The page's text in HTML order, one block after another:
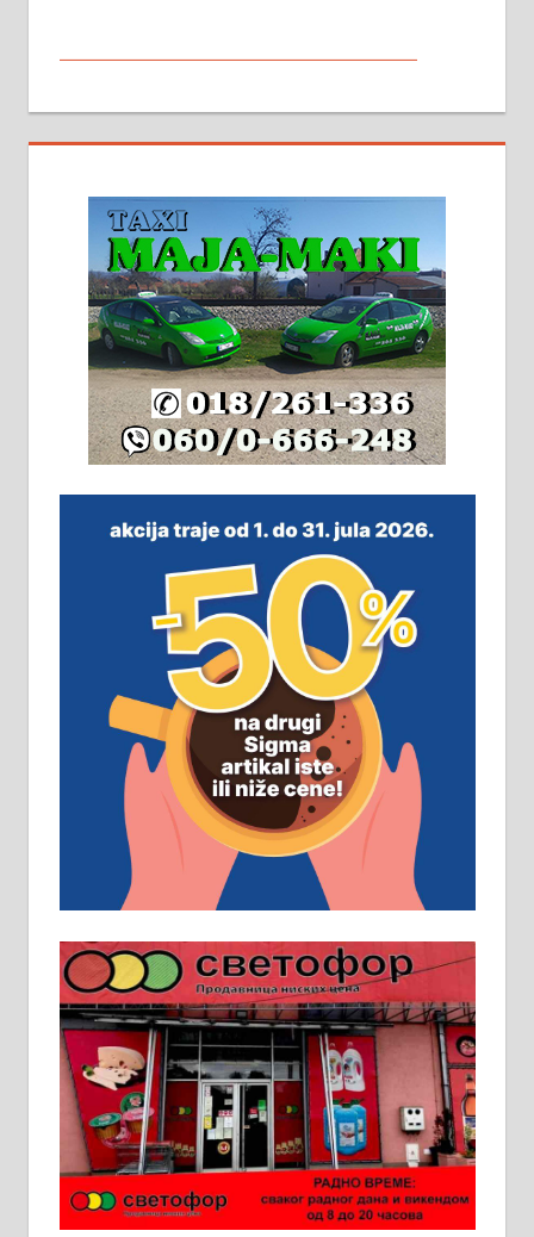
стамбене целине једна уз другу.
2х150м2, две гараже, централно
грејање на гас и дрва. Две
адресе. 063/71-74-023
Издајем комплетно опремљену
халу на Житковачком путу, на
плацу површине око 7 ари.
064/321-80-51; 063/102-35-25
м2 са плацем од 8 ари у Зеленом
виру у Алексинцу. Могућа
замена. 064/21-63-584
ПОСЛОВНИ ОГЛАСИ
Рудник и флотација Рудник
д.о.о. Рудник запошљава 20
помоћника рудара. Услови:
Основна школа, пожељно радно
искуство на истим и сличним
пословима, али не и неопходан
услов. Обезбеђен смештај,
превоз, исхрана. 032/57-41-122 –
локал 22
Пружам услуге завршних радова
у грађевини, хидроизолације и
молерских радова. 061/25-28-058
Ало таксију потребан возач са Б
категоријом. 064/02-85-511
Потребна два радника за рад на
стоваришту „Липа промет” у